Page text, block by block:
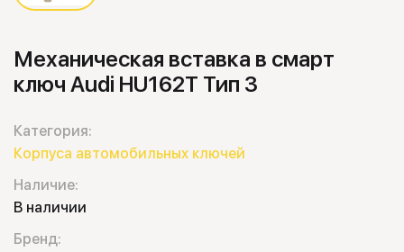
Механическая вставка в смарт
ключ Audi HU162T Тип 3
Категория:
Корпуса автомобильных ключей
Наличие:
В наличии
Бренд: